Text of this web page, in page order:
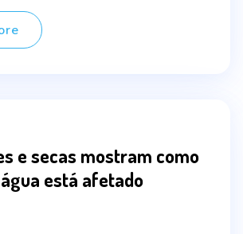
a 80% do volume total e 8 têm
inferiores a 40% do volume total,
e secas mostram como
está afetado